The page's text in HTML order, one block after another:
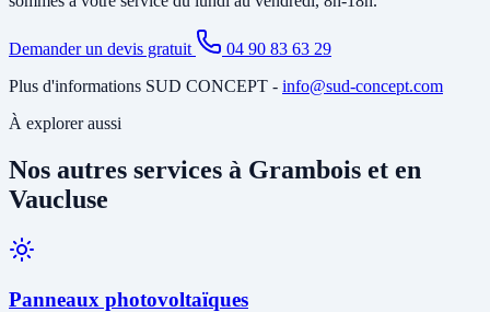
Demander un devis gratuit
04 90 83 63 29
Plus d'informations SUD CONCEPT - info@sud-concept.com
À explorer aussi
Nos autres services à Grambois et en
Vaucluse
Panneaux photovoltaïques